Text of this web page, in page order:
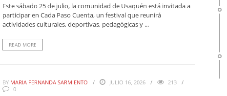
Este sábado 25 de julio, la comunidad de Usaquén está invitada a
participar en Cada Paso Cuenta, un festival que reunirá
actividades culturales, deportivas, pedagógicas y ...
READ MORE
BY MARIA FERNANDA SARMIENTO JULIO 16, 2026
213
0